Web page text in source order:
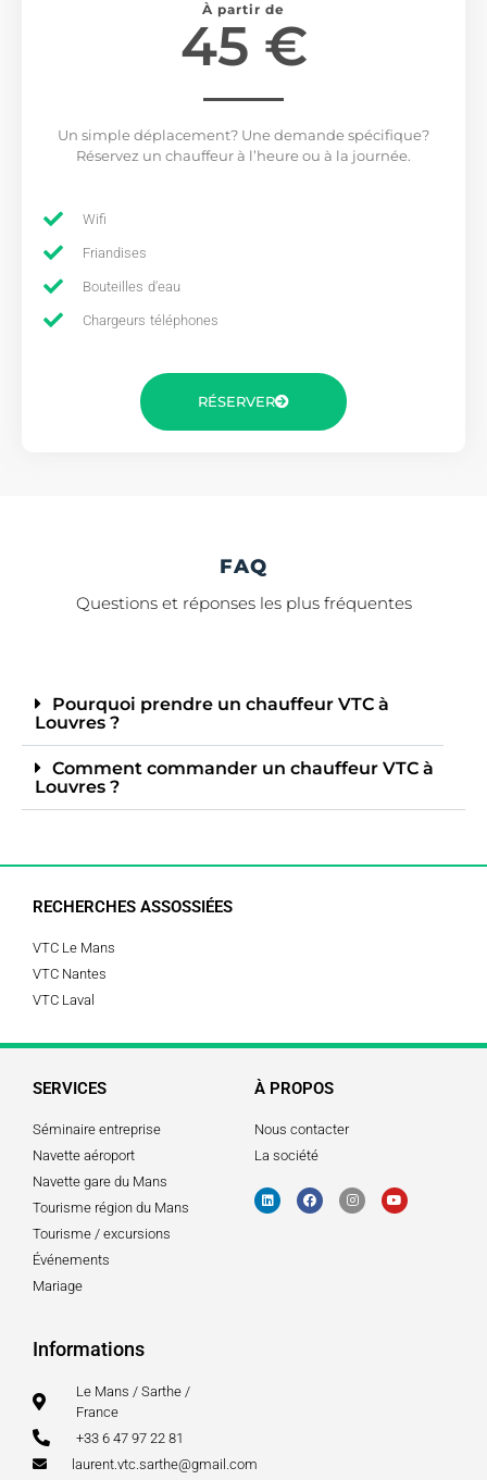
À partir de
45 €
Un simple déplacement? Une demande spécifique?
Réservez un chauffeur à l’heure ou à la journée.
Wifi
Friandises
Bouteilles d'eau
Chargeurs téléphones
RÉSERVER
FAQ
Questions et réponses les plus fréquentes
Pourquoi prendre un chauffeur VTC à
Louvres ?
Comment commander un chauffeur VTC à
Louvres ?
RECHERCHES ASSOSSIÉES
VTC Le Mans
VTC Nantes
VTC Laval
SERVICES
Séminaire entreprise
Navette aéroport
Navette gare du Mans
Tourisme région du Mans
Tourisme / excursions
Événements
Mariage
À PROPOS
Nous contacter
La société
Informations
Le Mans / Sarthe /
France
+33 6 47 97 22 81
laurent.vtc.sarthe@gmail.com